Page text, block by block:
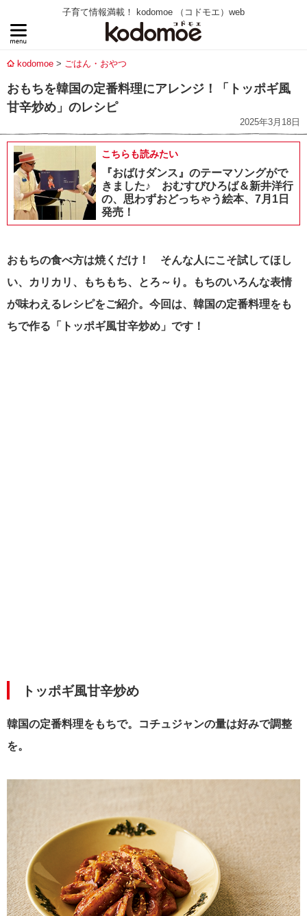
子育て情報満載！ kodomoe （コドモエ）web
kodomoe ごはん・おやつ
おもちを韓国の定番料理にアレンジ！「トッポギ風
甘辛炒め」のレシピ
2025年3月18日
こちらも読みたい
『おばけダンス』のテーマソングがで
きました♪ おむすびひろば＆新井洋行
の、思わずおどっちゃう絵本、7月1日
発売！
おもちの食べ方は焼くだけ！ そんな人にこ そ試してほし
い、カリカリ、もちもち、とろ～り。もちのいろんな表情
が味わえるレシピをご紹介。今回は、韓国の定番料理をも
ちで作る「トッポギ風甘辛炒め」です！
トッポギ風甘辛炒め
韓国の定番料理をもちで。コチュジャンの量は好みで調整
を。